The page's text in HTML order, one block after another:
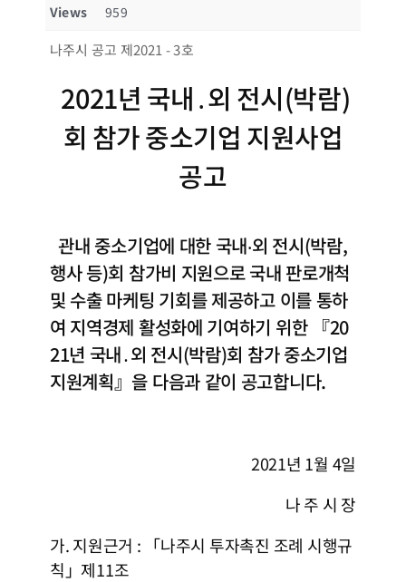
Views
959
나주시 공고 제2021 - 3호
2021년 국내․외 전시(박람)
회 참가 중소기업 지원사업
공고
관내 중소기업에 대한 국내‧외 전시(박람,
행사 등)회 참가비 지원으로 국내 판로개척
및 수출 마케팅 기회를 제공하고 이를 통하
여 지역경제 활성화에 기여하기 위한 『20
21년 국내․외 전시(박람)회 참가 중소기업
지원계획』을 다음과 같이 공고합니다.
2021년 1월 4일
나 주 시 장
가. 지원근거 : 「나주시 투자촉진 조례 시행규
칙」제11조